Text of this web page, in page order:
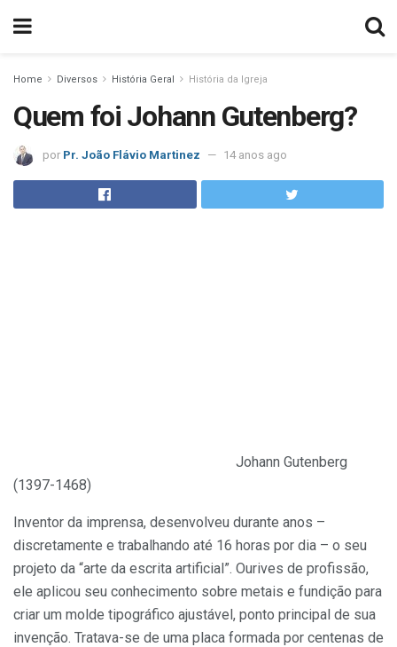
Home Diversos História Geral História da Igreja
Quem foi Johann Gutenberg?
por Pr. João Flávio Martinez 14 anos ago
Johann Gutenberg
(1397-1468)
Inventor da imprensa, desenvolveu durante anos –
discretamente e trabalhando até 16 horas por dia – o seu
projeto da “arte da escrita artificial”. Ourives de profissão,
ele aplicou seu conhecimento sobre metais e fundição para
criar um molde tipográfico ajustável, ponto principal de sua
invenção. Tratava-se de uma placa formada por centenas de